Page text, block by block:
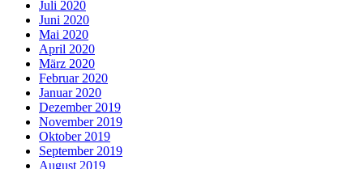
Juli 2020
Juni 2020
Mai 2020
April 2020
März 2020
Februar 2020
Januar 2020
Dezember 2019
November 2019
Oktober 2019
September 2019
August 2019